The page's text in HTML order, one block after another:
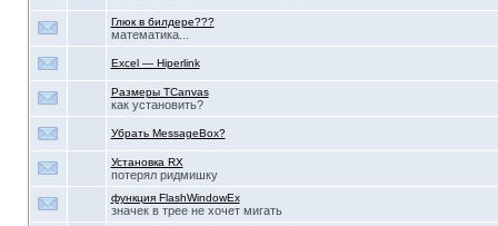
Глюк в билдере???
математика...
Excel — Hiperlink
Размеры TCanvas
как установить?
Убрать MessageBox?
Установка RX
потерял ридмишку
функция FlashWindowEx
значек в трее не хочет мигать